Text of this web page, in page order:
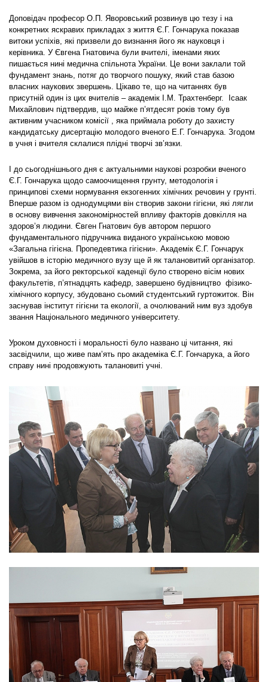
Доповідач професор О.П. Яворовський розвинув цю тезу і на
конкретних яскравих прикладах з життя Є.Г. Гончарука показав
витоки успіхів, які призвели до визнання його як науковця і
керівника. У Євгена Гнатовича були вчителі, іменами яких
пишається нині медична спільнота України. Це вони заклали той
фундамент знань, потяг до творчого пошуку, який став базою
власних наукових звершень. Цікаво те, що на читаннях був
присутній один із цих вчителів – академік І.М. Трахтенберг. Ісаак
Михайлович підтвердив, що майже п’ятдесят років тому був
активним учасником комісії , яка приймала роботу до захисту
кандидатську дисертацію молодого вченого Е.Г. Гончарука. Згодом
в учня і вчителя склалися плідні творчі зв’язки.
І до сьогоднішнього дня є актуальними наукові розробки вченого
Є.Г. Гончарука щодо самоочищення грунту, методологія і
принципові схеми нормування екзогенних хімічних речовин у грунті.
Вперше разом із однодумцями він створив закони гігієни, які лягли
в основу вивчення закономірностей впливу факторів довкілля на
здоров’я людини. Євген Гнатович був автором першого
фундаментального підручника виданого українською мовою
«Загальна гігієна. Пропедевтика гігієни». Академік Є.Г. Гончарук
увійшов в історію медичного вузу ще й як талановитий організатор.
Зокрема, за його ректорської каденції було створено вісім нових
факультетів, п’ятнадцять кафедр, завершено будівництво фізико-
хімічного корпусу, збудовано сьомий студентський гуртожиток. Він
заснував інститут гігієни та екології, а очолюваний ним вуз здобув
звання Національного медичного університету.
Уроком духовності і моральності було названо ці читання, які
засвідчили, що живе пам’ять про академіка Є.Г. Гончарука, а його
справу нині продовжують талановиті учні.